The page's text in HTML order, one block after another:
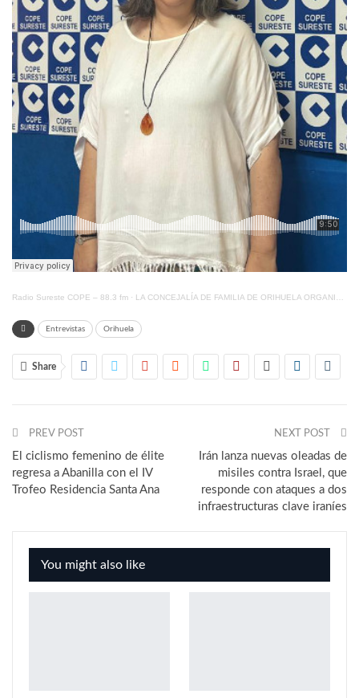
Radio Sureste COPE – 88.3 fm · LA CONCEJALÍA DE FAMILIA DE ORIHUELA ORGANIZA TALLERES GRATUITOS SOBRE MASAJE INFANTIL
Entrevistas Orihuela
Share
PREV POST
El ciclismo femenino de élite
regresa a Abanilla con el IV
Trofeo Residencia Santa Ana
NEXT POST
Irán lanza nuevas oleadas de
misiles contra Israel, que
responde con ataques a dos
infraestructuras clave iraníes
You might also like